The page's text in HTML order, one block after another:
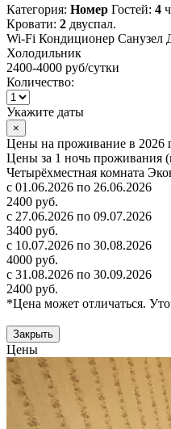
Категория: Номер Гостей: 4
Кровати: 2 двуспал.
Wi-Fi Кондиционер Санузел
Холодильник
2400-4000 руб/сутки
Количество:
Укажите даты
×
Цены на проживание в 2026
Цены за 1 ночь проживания
Четырёхместная комната
с 01.06.2026 по 26.06.2026
2400 руб.
с 27.06.2026 по 09.07.2026
3400 руб.
с 10.07.2026 по 30.08.2026
4000 руб.
с 31.08.2026 по 30.09.2026
2400 руб.
*Цена может отличаться.
Закрыть
Цены